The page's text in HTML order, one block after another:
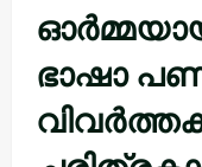
ഭാഷാ